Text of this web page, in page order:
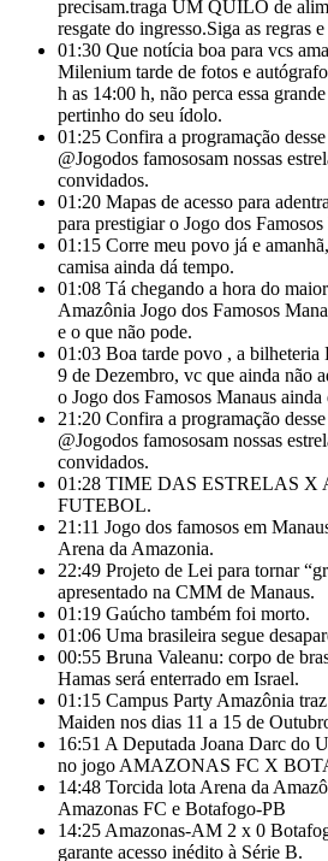
precisam.traga UM QUILO de
resgate do ingresso.Siga as regras
01:30 Que notícia boa para vcs
Milenium tarde de fotos e
h as 14:00 h, não perca essa
pertinho do seu ídolo.
01:25 Confira a programação
@Jogodos famososam nossas
convidados.
01:20 Mapas de acesso para
para prestigiar o Jogo dos
01:15 Corre meu povo já e
camisa ainda dá tempo.
01:08 Tá chegando a hora do
Amazônia Jogo dos Famosos
e o que não pode.
01:03 Boa tarde povo , a
9 de Dezembro, vc que ainda não
o Jogo dos Famosos Manaus ainda
21:20 Confira a programação
@Jogodos famososam nossas
convidados.
01:28 TIME DAS ESTRELAS X
FUTEBOL.
21:11 Jogo dos famosos em
Arena da Amazonia.
22:49 Projeto de Lei para tornar
apresentado na CMM de Manaus.
01:19 Gaúcho também foi morto.
01:06 Uma brasileira segue
00:55 Bruna Valeanu: corpo de
Hamas será enterrado em Israel.
01:15 Campus Party Amazônia
Maiden nos dias 11 a 15 de
16:51 A Deputada Joana Darc do
no jogo AMAZONAS FC X
14:48 Torcida lota Arena da
Amazonas FC e Botafogo-PB
14:25 Amazonas-AM 2 x 0
garante acesso inédito à Série B.